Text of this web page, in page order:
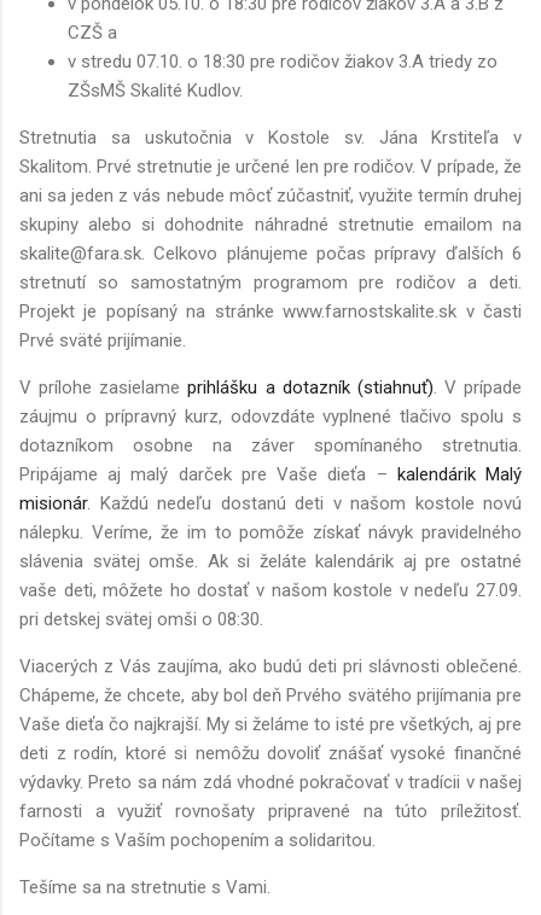
CZŠ a
v stredu 07.10. o 18:30 pre rodičov žiakov 3.A triedy zo
ZŠsMŠ Skalité Kudlov.
Stretnutia sa uskutočnia v Kostole sv. Jána Krstiteľa v
Skalitom. Prvé stretnutie je určené len pre rodičov. V prípade, že
ani sa jeden z vás nebude môcť zúčastniť, využite termín druhej
skupiny alebo si dohodnite náhradné stretnutie emailom na
skalite@fara.sk. Celkovo plánujeme počas prípravy ďalších 6
stretnutí so samostatným programom pre rodičov a deti.
Projekt je popísaný na stránke www.farnostskalite.sk v časti
Prvé sväté prijímanie.
V prílohe zasielameprihlášku a dotazník (stiahnuť). V prípade
záujmu o prípravný kurz, odovzdáte vyplnené tlačivo spolu s
dotazníkom osobne na záver spomínaného stretnutia.
Pripájame aj malý darček pre Vaše dieťa – kalendárik Malý
misionár. Každú nedeľu dostanú deti v našom kostole novú
nálepku. Veríme, že im to pomôže získať návyk pravidelného
slávenia svätej omše. Ak si želáte kalendárik aj pre ostatné
vaše deti, môžete ho dostať v našom kostole v nedeľu 27.09.
pri detskej svätej omši o 08:30.
Viacerých z Vás zaujíma, ako budú deti pri slávnosti oblečené.
Chápeme, že chcete, aby bol deň Prvého svätého prijímania pre
Vaše dieťa čo najkrajší. My si želáme to isté pre všetkých, aj pre
deti z rodín, ktoré si nemôžu dovoliť znášať vysoké finančné
výdavky. Preto sa nám zdá vhodné pokračovať v tradícii v našej
farnosti a využiť rovnošaty pripravené na túto príležitosť.
Počítame s Vaším pochopením a solidaritou.
Tešíme sa na stretnutie s Vami.